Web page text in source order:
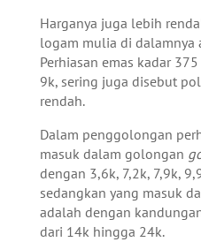
Harganya juga lebih
logam mulia di dalamnya
Perhiasan emas kadar
9k, sering juga disebut
rendah.
Dalam penggolongan
masuk dalam golongan
dengan 3,6k, 7,2k, 7,9k,
sedangkan yang masuk
adalah dengan
dari 14k hingga 24k.